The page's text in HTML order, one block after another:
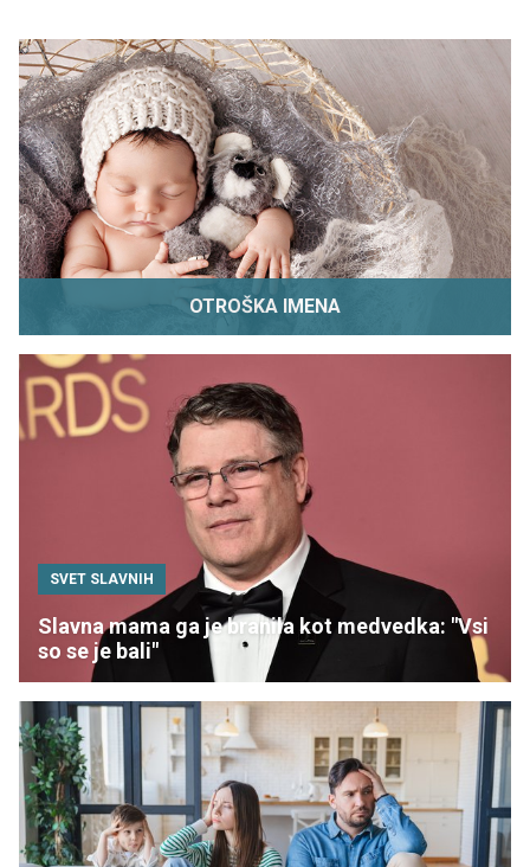
OTROŠKA IMENA
SVET SLAVNIH
Slavna mama ga je branila kot medvedka: "Vsi
so se je bali"